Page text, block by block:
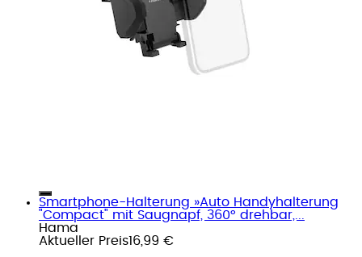
Smartphone-Halterung »Auto Handyhalterung
"Compact" mit Saugnapf, 360° drehbar,...
Hama
Aktueller Preis16,99 €